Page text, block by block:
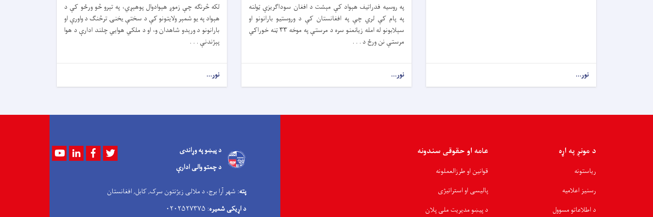
نور...
په روسیه فدراتیف هېواد کې مېشت د افغان سوداګریزې ټولنه
په پام کې لري چې په افغانستان کې د وروستیو بارانونو او
سېلابونو له امله زیانمنو سره د مرستې په موخه ۳۳ ټنه خوراکي
مرستې نن ورځ د . . .
نور...
لکه څرنګه چې زموږ هېوادوال پوهېږي، په تېرو څو ورځو کې د
هېواد په یو شمېر ولایتونو کې د سختې یخنۍ ترڅنګ د واورې او
بارانونو د ورېدو شاهدان و، او د ملکي هوايي چلند ادارې د هوا
پېژندنې . . .
نور...
د مونږ په اړه
ریاستونه
رسنیز اعلامیه
د اطلاعاتو مسوول
عامه او حقوقی سندونه
قوانین او طرزالعملونه
پالیسی او استراتیژی
د پیښو مدیریت ملی پلان
د پیښو په وړاندی
د چمتو والی ادارې
YoutubeLinkedInFacebook
پته: شهر آرا برج، د ملالی زیژنتون سرک, کابل, افغانستان
د اړیکی شمیره: ۰۲۰۲۵۲۷۳۷۵